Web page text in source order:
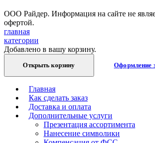
ООО Райдер. Информация на сайте не
офертой.
главная
категории
Добавлено в вашу корзину.
Открыть корзину Оформление
Главная
Как сделать заказ
Доставка и оплата
Дополнительные услуги
Презентация ассортимента
Нанесение символики